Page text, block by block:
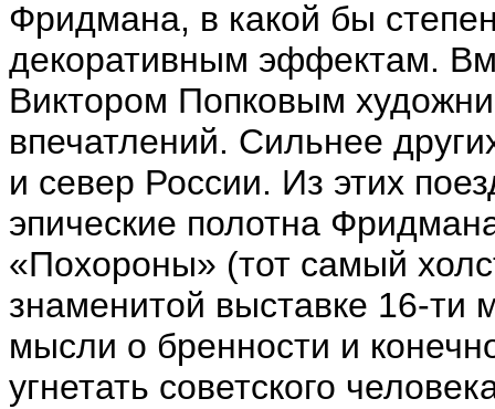
Фридмана, в какой бы
декоративным эффектам.
Виктором Попковым
впечатлений. Сильнее
и север России. Из этих
эпические полотна
«Похороны» (тот самый
знаменитой выставке 16-ти
мысли о бренности и
угнетать советского